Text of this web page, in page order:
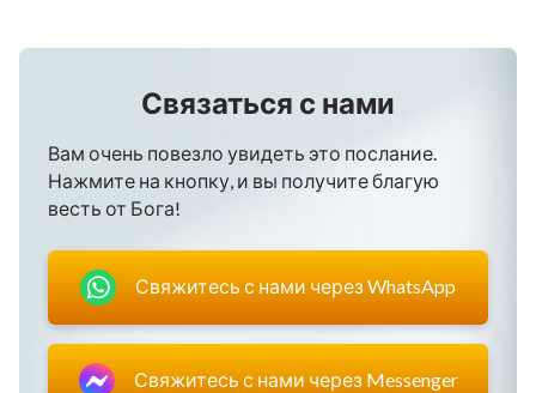
Связаться с нами
Вам очень повезло увидеть это послание.
Нажмите на кнопку, и вы получите благую
весть от Бога!
Свяжитесь с нами через WhatsApp
Свяжитесь с нами через Messenger